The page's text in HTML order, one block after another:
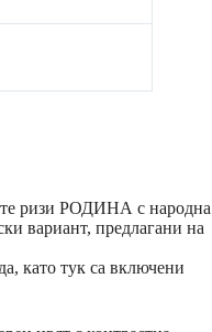
ризи РОДИНА с народна
вариант, предлагани на
като тук са включени